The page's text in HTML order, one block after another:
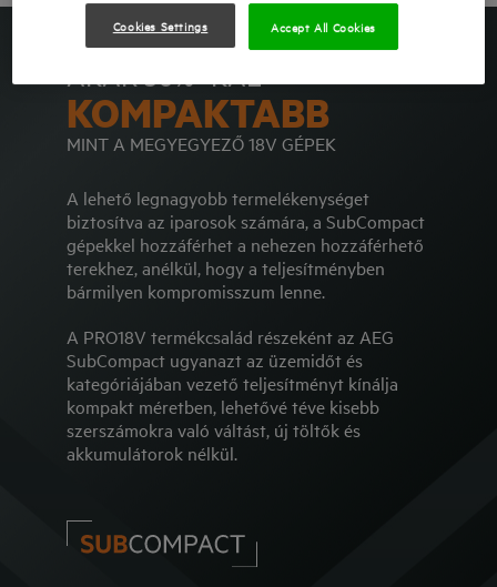
KOMPAKTABB
MINT A MEGYEGYEZŐ 18V GÉPEK
A lehető legnagyobb termelékenységet
biztosítva az iparosok számára, a SubCompact
gépekkel hozzáférhet a nehezen hozzáférhető
terekhez, anélkül, hogy a teljesítményben
bármilyen kompromisszum lenne.
A PRO18V termékcsalád részeként az AEG
SubCompact ugyanazt az üzemidőt és
kategóriájában vezető teljesítményt kínálja
kompakt méretben, lehetővé téve kisebb
szerszámokra való váltást, új töltők és
akkumulátorok nélkül.
Cookies Settings Accept All Cookies